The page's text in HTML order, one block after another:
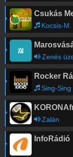
Csukás
Kocsis-
Zenés
Rocker
Sing-Sing
Zalán
InfoRádió